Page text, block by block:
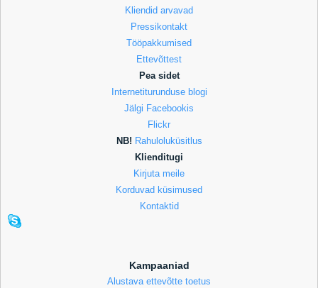
Kliendid arvavad
Pressikontakt
Tööpakkumised
Ettevõttest
Pea sidet
Internetiturunduse blogi
Jälgi Facebookis
Flickr
NB! Rahuloluküsitlus
Klienditugi
Kirjuta meile
Korduvad küsimused
Kontaktid
Kampaaniad
Alustava ettevõtte toetus